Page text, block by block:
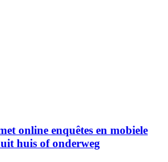
online enquêtes en mobiele
huis of onderweg